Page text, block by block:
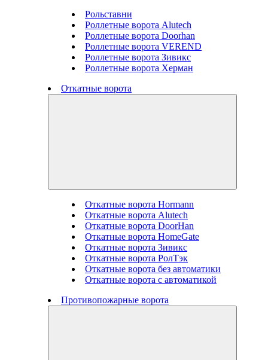
Рольставни
Роллетные ворота Alutech
Роллетные ворота Doorhan
Роллетные ворота VEREND
Роллетные ворота Зивикс
Роллетные ворота Херман
Откатные ворота
Откатные ворота Hormann
Откатные ворота Alutech
Откатные ворота DoorHan
Откатные ворота HomeGate
Откатные ворота Зивикс
Откатные ворота РолТэк
Откатные ворота без автоматики
Откатные ворота с автоматикой
Противопожарные ворота